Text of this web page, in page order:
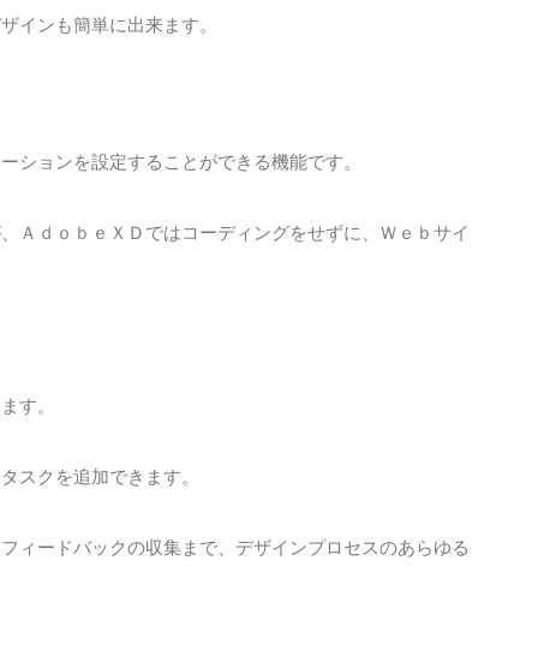
インも簡単に出来ます。
ョンを設定することができる機能です。
ＡｄｏｂｅＸＤではコーディングをせずに、Ｗｅｂサイ
す。
スクを追加できます。
ィードバックの収集まで、デザインプロセスのあらゆる